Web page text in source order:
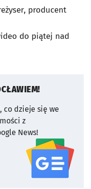
producent
do piątej nad
co dzieje się we
z
News!
serwisu